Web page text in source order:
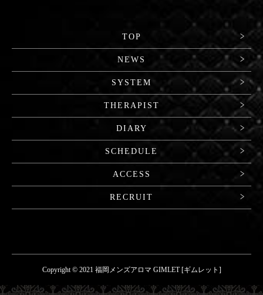
TOP
NEWS
SYSTEM
THERAPIST
DIARY
SCHEDULE
ACCESS
RECRUIT
Copyright © 2021 福岡メンズアロマ GIMLET [ギムレット]